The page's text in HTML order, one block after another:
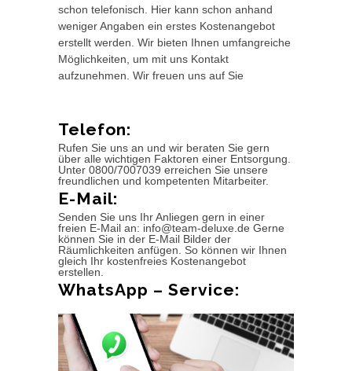
schon telefonisch. Hier kann schon anhand
weniger Angaben ein erstes Kostenangebot
erstellt werden. Wir bieten Ihnen umfangreiche
Möglichkeiten, um mit uns Kontakt
aufzunehmen. Wir freuen uns auf Sie
Telefon:
Rufen Sie uns an und wir beraten Sie gern
über alle wichtigen Faktoren einer Entsorgung.
Unter 0800/7007039 erreichen Sie unsere
freundlichen und kompetenten Mitarbeiter.
E-Mail:
Senden Sie uns Ihr Anliegen gern in einer
freien E-Mail an: info@team-deluxe.de Gerne
können Sie in der E-Mail Bilder der
Räumlichkeiten anfügen. So können wir Ihnen
gleich Ihr kostenfreies Kostenangebot
erstellen.
WhatsApp – Service: